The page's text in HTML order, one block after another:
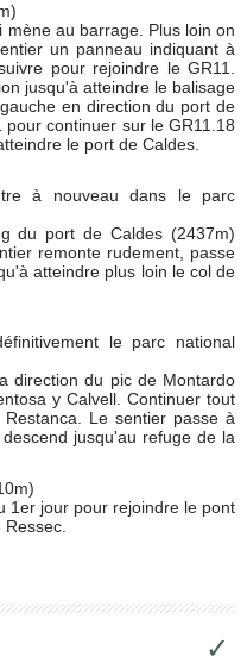
au barrage. Plus loin on
un panneau indiquant à
pour rejoindre le GR11.
jusqu'à atteindre le balisage
en direction du port de
continuer sur le GR11.18
le port de Caldes.
à nouveau dans le parc
du port de Caldes (2437m)
remonte rudement, passe
atteindre plus loin le col de
le parc national
direction du pic de Montardo
y Calvell. Continuer tout
Le sentier passe à
jusqu'au refuge de la
1er jour pour rejoindre le pont
✓